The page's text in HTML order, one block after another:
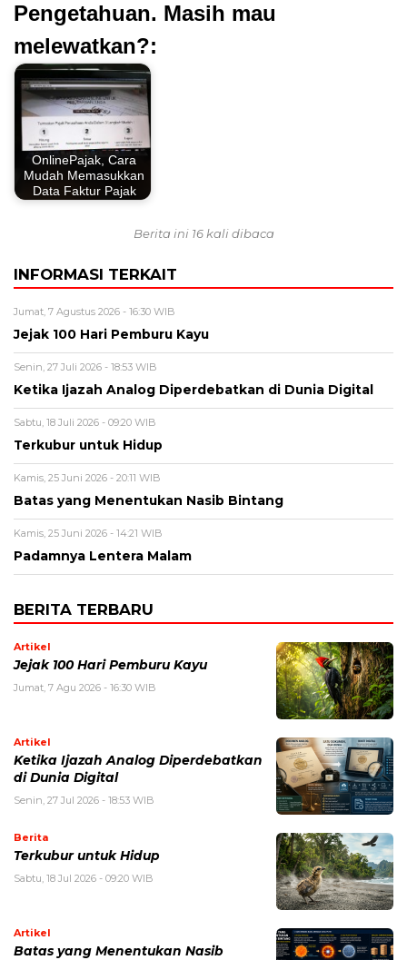
Pengetahuan. Masih mau
melewatkan?:
OnlinePajak, Cara
Mudah Memasukkan
Data Faktur Pajak
Berita ini 16 kali dibaca
INFORMASI TERKAIT
Jumat, 7 Agustus 2026 - 16:30 WIB
Jejak 100 Hari Pemburu Kayu
Senin, 27 Juli 2026 - 18:53 WIB
Ketika Ijazah Analog Diperdebatkan di Dunia Digital
Sabtu, 18 Juli 2026 - 09:20 WIB
Terkubur untuk Hidup
Kamis, 25 Juni 2026 - 20:11 WIB
Batas yang Menentukan Nasib Bintang
Kamis, 25 Juni 2026 - 14:21 WIB
Padamnya Lentera Malam
BERITA TERBARU
Artikel
Jejak 100 Hari Pemburu Kayu
Jumat, 7 Agu 2026 - 16:30 WIB
Artikel
Ketika Ijazah Analog Diperdebatkan
di Dunia Digital
Senin, 27 Jul 2026 - 18:53 WIB
Berita
Terkubur untuk Hidup
Sabtu, 18 Jul 2026 - 09:20 WIB
Artikel
Batas yang Menentukan Nasib